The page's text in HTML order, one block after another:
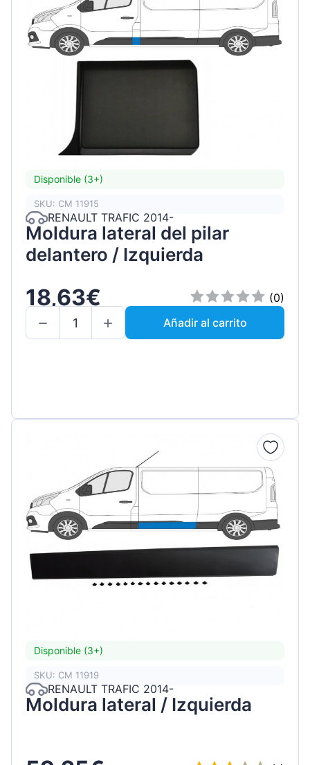
Disponible (3+)
SKU: CM 11915
RENAULT TRAFIC 2014-
Moldura lateral del pilar
delantero / Izquierda
18,63€
(0)
Añadir al carrito
Disponible (3+)
SKU: CM 11919
RENAULT TRAFIC 2014-
Moldura lateral / Izquierda